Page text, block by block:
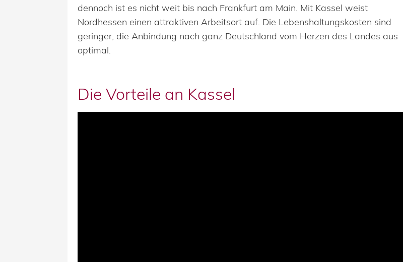
dennoch ist es nicht weit bis nach Frankfurt am Main. Mit Kassel weist
Nordhessen einen attraktiven Arbeitsort auf. Die Lebenshaltungskosten sind
geringer, die Anbindung nach ganz Deutschland vom Herzen des Landes aus
optimal.
Die Vorteile an Kassel